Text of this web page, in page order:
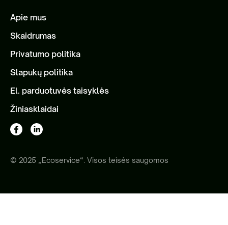
Apie mus
Skaidrumas
Privatumo politika
Slapukų politika
El. parduotuvės taisyklės
Žiniasklaidai
© 2025 „Ecoservice“. Visos teisės saugomos